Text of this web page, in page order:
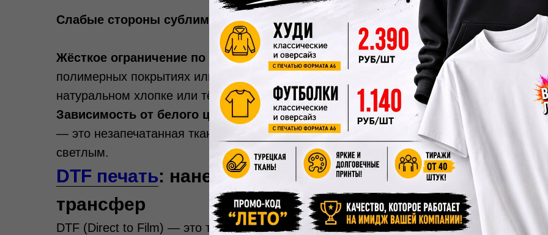
Слабые стороны сублимации:
Жёсткое ограничение по материалу.Работает ТОЛЬКО на синтетических
полимерных покрытиях или тканях с высоким содержанием полиэстера. На
натуральном хлопке или тёмных цветах сублимация невозможна.
Зависимость от белого цвета основы.Так как белые участки на изображении
— это незапечатанная ткань, конечный продукт должен быть белым или очень
светлым.
DTF печать: нанесение через многослойный
трансфер
DTF (Direct to Film) — это технология переводного изображения нового